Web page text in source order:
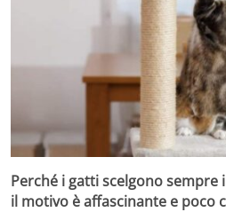
Perché i gatti scelgono sempre
il motivo è affascinante e poco